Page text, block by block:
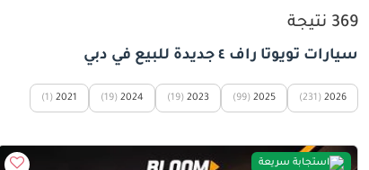
369 نتيجة
سيارات تويوتا راف ٤ جديدة للبيع في دبي
2026
(231)
2025
(99)
2023
(19)
2024
(19)
2021
(1)
استجابة سريعة